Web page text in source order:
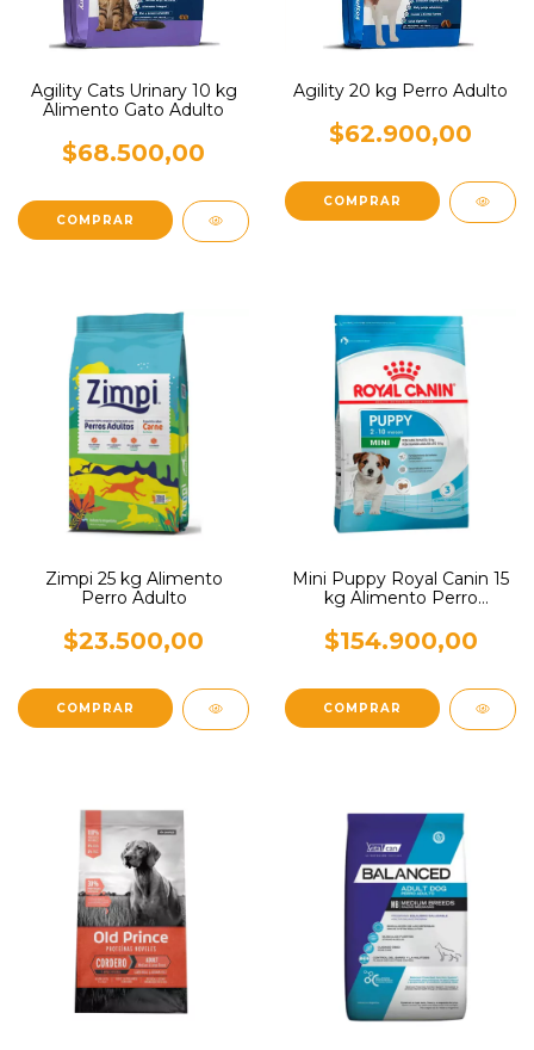
Agility Cats Urinary 10 kg
Alimento Gato Adulto
$68.500,00
Agility 20 kg Perro Adulto
$62.900,00
Zimpi 25 kg Alimento
Perro Adulto
$23.500,00
Mini Puppy Royal Canin 15
kg Alimento Perro
$154.900,00